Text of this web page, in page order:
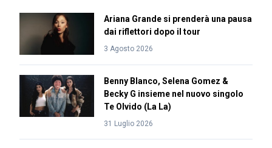
Ariana Grande si prenderà una pausa
dai riflettori dopo il tour
3 Agosto 2026
Benny Blanco, Selena Gomez &
Becky G insieme nel nuovo singolo
Te Olvido (La La)
31 Luglio 2026